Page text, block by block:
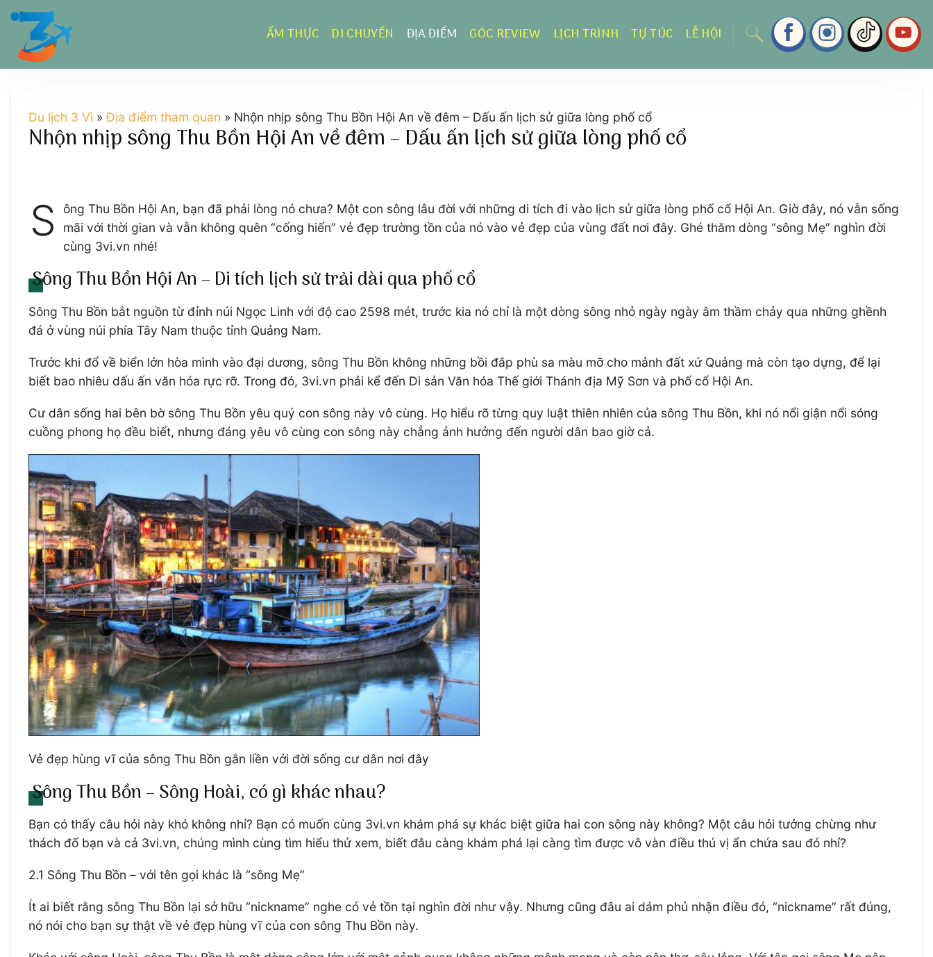
Chuyển
dung
ẨM THỰC DI CHUYỂN ĐỊA ĐIỂM GÓC REVIEW LỊCH TRÌNH TỰ TÚC LỄ HỘI
Du lịch 3 Vì »Địa điểm tham quan » Nhộn nhịp sông Thu Bồn Hội An về đêm – Dấu ấn lịch sử giữa lòng phố cổ
Nhộn nhịp sông Thu Bồn Hội An về đêm – Dấu ấn lịch sử giữa lòng phố cổ
S
ông Thu Bồn Hội An, bạn đã phải lòng nó chưa? Một con sông lâu đời với những di tích đi vào lịch sử giữa lòng phố cổ Hội An. Giờ đây, nó vẫn sống
mãi với thời gian và vẫn không quên “cống hiến” vẻ đẹp trường tồn của nó vào vẻ đẹp của vùng đất nơi đây. Ghé thăm dòng “sông Mẹ” nghìn đời
cùng 3vi.vn nhé!
Sông Thu Bồn Hội An – Di tích lịch sử trải dài qua phố cổ
Sông Thu Bồn bắt nguồn từ đỉnh núi Ngọc Linh với độ cao 2598 mét, trước kia nó chỉ là một dòng sông nhỏ ngày ngày âm thầm chảy qua những ghềnh
đá ở vùng núi phía Tây Nam thuộc tỉnh Quảng Nam.
Trước khi đổ về biển lớn hòa mình vào đại dương, sông Thu Bồn không những bồi đắp phù sa màu mỡ cho mảnh đất xứ Quảng mà còn tạo dựng, để lại
biết bao nhiêu dấu ấn văn hóa rực rỡ. Trong đó, 3vi.vn phải kể đến Di sản Văn hóa Thế giới Thánh địa Mỹ Sơn và phố cổ Hội An.
Cư dân sống hai bên bờ sông Thu Bồn yêu quý con sông này vô cùng. Họ hiểu rõ từng quy luật thiên nhiên của sông Thu Bồn, khi nó nổi giận nổi sóng
cuồng phong họ đều biết, nhưng đáng yêu vô cùng con sông này chẳng ảnh hưởng đến người dân bao giờ cả.
Vẻ đẹp hùng vĩ của sông Thu Bồn gắn liền với đời sống cư dân nơi đây
Sông Thu Bồn – Sông Hoài, có gì khác nhau?
Bạn có thấy câu hỏi này khó không nhỉ? Bạn có muốn cùng 3vi.vn khám phá sự khác biệt giữa hai con sông này không? Một câu hỏi tưởng chừng như
thách đố bạn và cả 3vi.vn, chúng mình cùng tìm hiểu thử xem, biết đâu càng khám phá lại càng tìm được vô vàn điều thú vị ẩn chứa sau đó nhỉ?
2.1 Sông Thu Bồn – với tên gọi khác là “sông Mẹ”
Ít ai biết rằng sông Thu Bồn lại sở hữu “nickname” nghe có vẻ tồn tại nghìn đời như vậy. Nhưng cũng đâu ai dám phủ nhận điều đó, “nickname” rất đúng,
nó nói cho bạn sự thật về vẻ đẹp hùng vĩ của con sông Thu Bồn này.